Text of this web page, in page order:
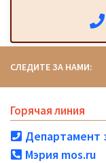
СЛЕДИТЕ ЗА НАМИ:
Горячая линия
Департамент
Мэрия mos.ru